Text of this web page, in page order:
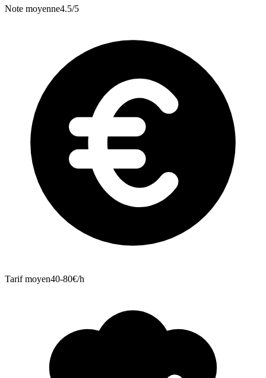
Note moyenne4.5/5
Tarif moyen40-80€/h